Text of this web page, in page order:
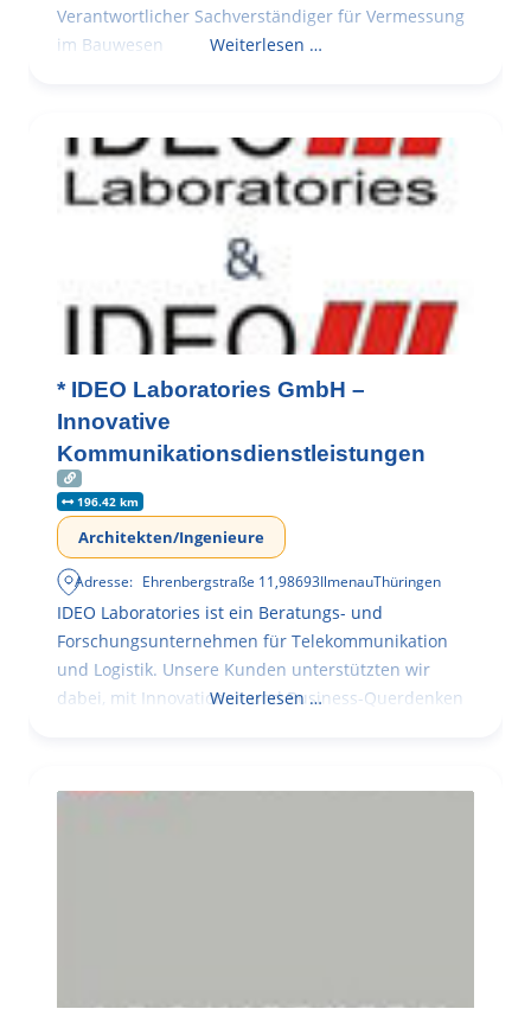
Verantwortlicher Sachverständiger für Vermessung
im Bauwesen
Weiterlesen …
* IDEO Laboratories GmbH –
Innovative
Kommunikationsdienstleistungen
196.42 km
Architekten/Ingenieure
Adresse: Ehrenbergstraße 11,98693IlmenauThüringen
IDEO Laboratories ist ein Beratungs- und
Forschungsunternehmen für Telekommunikation
und Logistik. Unsere Kunden unterstützten wir
dabei, mit Innovationen und Business-Querdenken
Weiterlesen …